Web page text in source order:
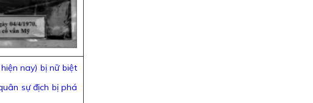
nay) bị nữ biệt
sự địch bị phá